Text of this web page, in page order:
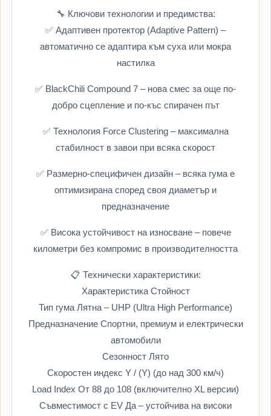
🔧 Ключови технологии и предимства:
✅ Адаптивен протектор (Adaptive Pattern) –
автоматично се адаптира към суха или мокра
настилка
✅ BlackChili Compound 7 – нова смес за още по-
добро сцепление и по-къс спирачен път
✅ Технология Force Clustering – максимална
стабилност в завои при всяка скорост
✅ Размерно-специфичен дизайн – всяка гума е
оптимизирана според своя диаметър и
предназначение
✅ Висока устойчивост на износване – повече
километри без компромис в производителността
📋 Технически характеристики:
Характеристика Стойност
Тип гума Лятна – UHP (Ultra High Performance)
Предназначение Спортни, премиум и електрически
автомобили
Сезонност Лято
Скоростен индекс Y / (Y) (до над 300 км/ч)
Load Index От 88 до 108 (включително XL версии)
Съвместимост с EV Да – устойчива на високи